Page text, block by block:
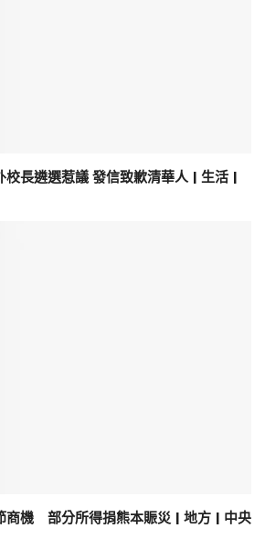
校長遴選惹議 發信致歉清華人 | 生活 |
商機 部分所得捐熊本賑災 | 地方 | 中央